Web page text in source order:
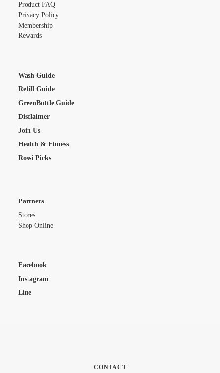
Product FAQ
Privacy Policy
Membership
Rewards
Wash Guide
Refill Guide
GreenBottle Guide
Disclaimer
Join Us
Health & Fitness
Rossi Picks
Partners
Stores
Shop Online
Facebook
Instagram
Line
CONTACT